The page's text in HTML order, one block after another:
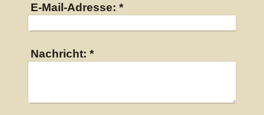
E-Mail-Adresse: *
Nachricht: *